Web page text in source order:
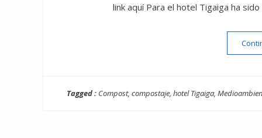
link aquí Para el hotel Tigaiga ha
Tagged : Compost, compostaje, hotel Tigaiga,